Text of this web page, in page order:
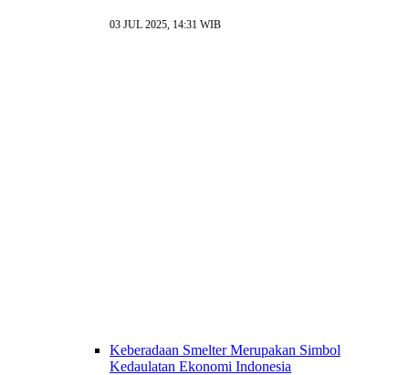
03 JUL 2025, 14:31 WIB
Keberadaan Smelter Merupakan Simbol
Kedaulatan Ekonomi Indonesia